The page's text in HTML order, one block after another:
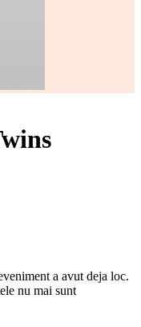
a avut deja loc.
nu mai sunt